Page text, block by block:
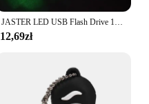
JASTER LED USB Flash Drive 128GB Blue Memory Stick 64GB For Laptop Pen Drive 32GB Mini Creative Business U Disk Gift 16GB 8GB
12,69zł